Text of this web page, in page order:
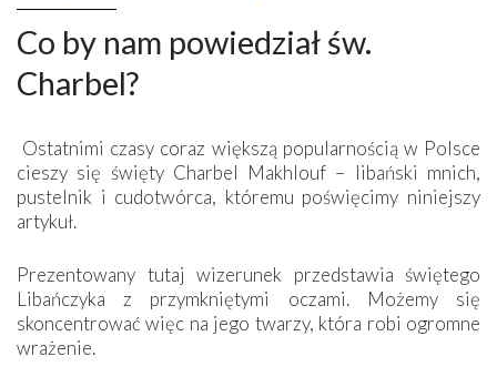
Co by nam powiedział św.
Charbel?
Ostatnimi czasy coraz większą popularnością w Polsce
cieszy się święty Charbel Makhlouf – libański mnich,
pustelnik i cudotwórca, któremu poświęcimy niniejszy
artykuł.
Prezentowany tutaj wizerunek przedstawia świętego
Libańczyka z przymkniętymi oczami. Możemy się
skoncentrować więc na jego twarzy, która robi ogromne
wrażenie.